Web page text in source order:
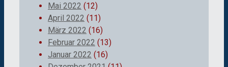
Mai 2022 (12)
April 2022 (11)
März 2022 (16)
Februar 2022 (13)
Januar 2022 (16)